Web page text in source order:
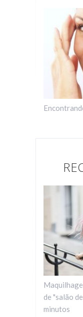
de "salão
minutos